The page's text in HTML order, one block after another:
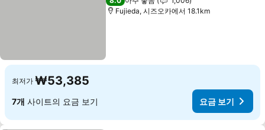
Fujieda, 시즈오카에서 18.1km
최저가 ₩53,385
7개 사이트의 요금 보기 요금 보기